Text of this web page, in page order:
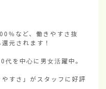
％など、働きやすさ抜
元されます！
代を中心に男女活躍中。
すさ」がスタッフに好評